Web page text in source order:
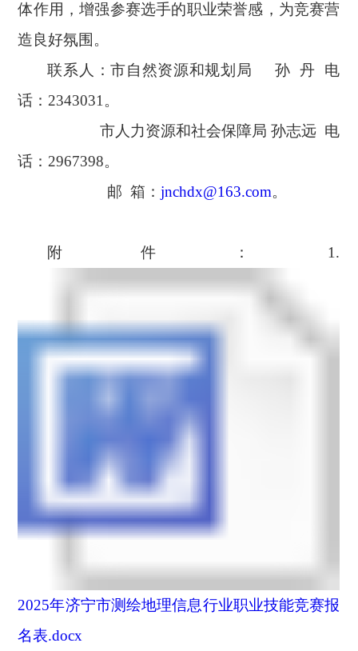
体作用，增强参赛选手的职业荣誉感，为竞赛营
造良好氛围。
联系人：市自然资源和规划局
孙 丹
电
话：2343031。
市人力资源和社会保障局 孙志远 电
话：2967398。
邮 箱：jnchdx@163.com。
附件： 1.
2025年济宁市测绘地理信息行业职业技能竞赛报
名表.docx